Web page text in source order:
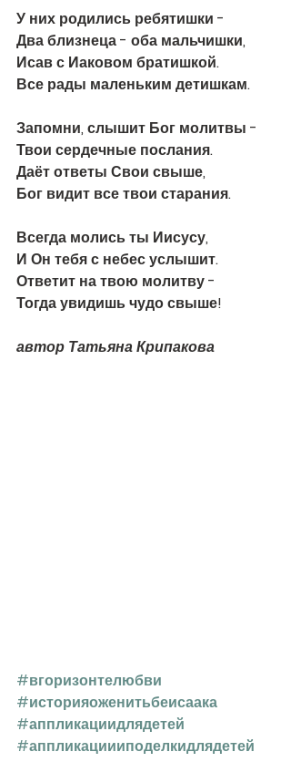
У них родились ребятишки -
Два близнеца - оба мальчишки,
Исав с Иаковом братишкой.
Все рады маленьким детишкам.
Запомни, слышит Бог молитвы -
Твои сердечные послания.
Даёт ответы Свои свыше,
Бог видит все твои старания.
Всегда молись ты Иисусу,
И Он тебя с небес услышит.
Ответит на твою молитву -
Тогда увидишь чудо свыше!
автор Татьяна Крипакова
#вгоризонтелюбви
#историяоженитьбеисаака
#аппликациидлядетей
#аппликациииподелкидлядетей